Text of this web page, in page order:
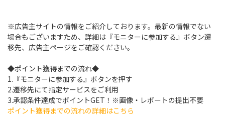
※広告主サイトの情報をご紹介しております。最新の情報でない
場合もございますため、詳細は『モニターに参加する』ボタン遷
移先、広告主ページをご確認ください。
◆ポイント獲得までの流れ◆
1.『モニターに参加する』ボタンを押す
2.遷移先にて指定サービスをご利用
3.承認条件達成でポイントGET！※画像・レポートの提出不要
ポイント獲得までの流れの詳細はこちら